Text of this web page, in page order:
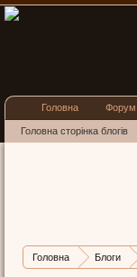
Головна Блоги
Головна Форум
Головна сторінка блогів